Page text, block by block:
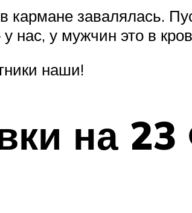
завалялась.
нас, у мужчин это в
наши!
на